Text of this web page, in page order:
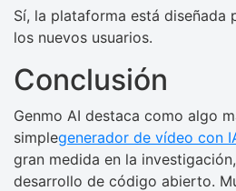
Sí, la plataforma está diseñada
los nuevos usuarios.
Conclusión
Genmo AI destaca como algo
simplegenerador de vídeo con
gran medida en la
desarrollo de código abierto.